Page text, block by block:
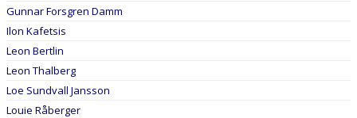
Gunnar Forsgren Damm
Ilon Kafetsis
Leon Bertlin
Leon Thalberg
Loe Sundvall Jansson
Louie Råberger